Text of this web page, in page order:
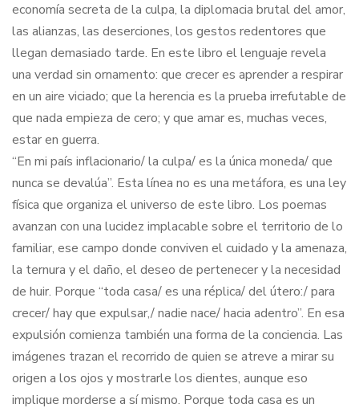
economía secreta de la culpa, la diplomacia brutal del amor,
las alianzas, las deserciones, los gestos redentores que
llegan demasiado tarde. En este libro el lenguaje revela
una verdad sin ornamento: que crecer es aprender a respirar
en un aire viciado; que la herencia es la prueba irrefutable de
que nada empieza de cero; y que amar es, muchas veces,
estar en guerra.
“En mi país inflacionario/ la culpa/ es la única moneda/ que
nunca se devalúa”. Esta línea no es una metáfora, es una ley
física que organiza el universo de este libro. Los poemas
avanzan con una lucidez implacable sobre el territorio de lo
familiar, ese campo donde conviven el cuidado y la amenaza,
la ternura y el daño, el deseo de pertenecer y la necesidad
de huir. Porque “toda casa/ es una réplica/ del útero:/ para
crecer/ hay que expulsar,/ nadie nace/ hacia adentro”. En esa
expulsión comienza también una forma de la conciencia. Las
imágenes trazan el recorrido de quien se atreve a mirar su
origen a los ojos y mostrarle los dientes, aunque eso
implique morderse a sí mismo. Porque toda casa es un